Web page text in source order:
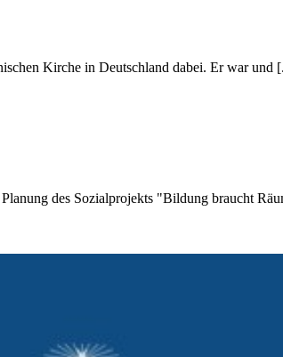
Kirche in Deutschland dabei. Er war und
des Sozialprojekts "Bildung braucht